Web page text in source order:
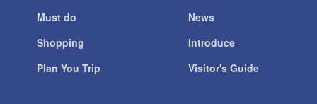
Must do
Shopping
Plan You Trip
News
Introduce
Visitor's Guide